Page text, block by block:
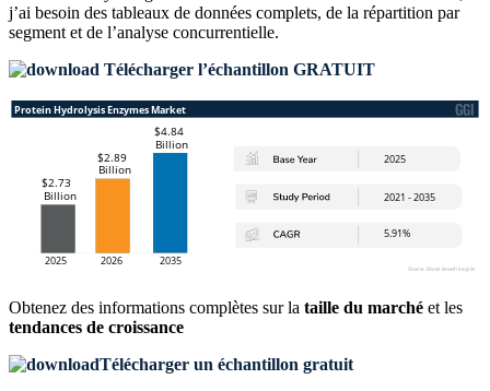
j’ai besoin des tableaux de données complets, de la répartition par
segment et de l’analyse concurrentielle.
Télécharger l’échantillon GRATUIT
Obtenez des informations complètes sur la taille du marché et les
tendances de croissance
Télécharger un échantillon gratuit